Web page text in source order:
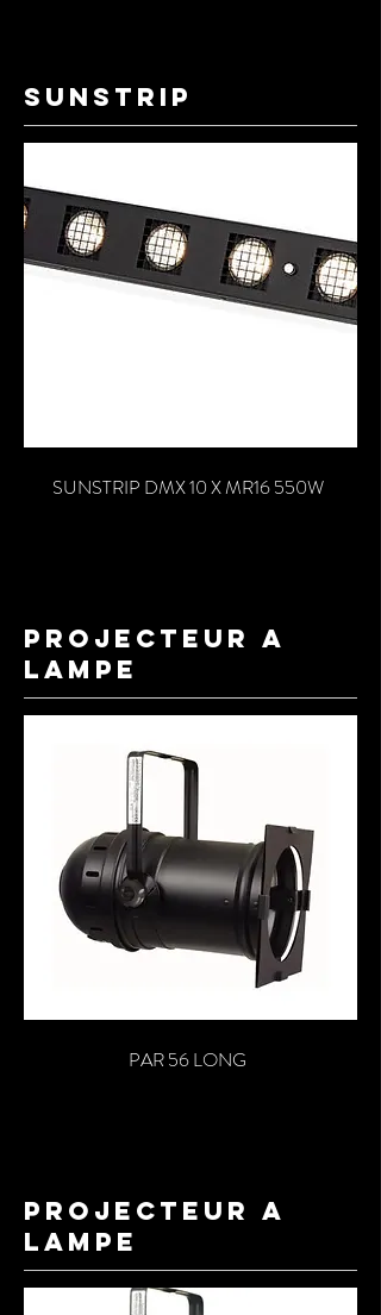
sunstrip
SUNSTRIP DMX 10 X MR16 550W
projecteur a
lampe
PAR 56 LONG
PROJECTEUR A
LAMPE